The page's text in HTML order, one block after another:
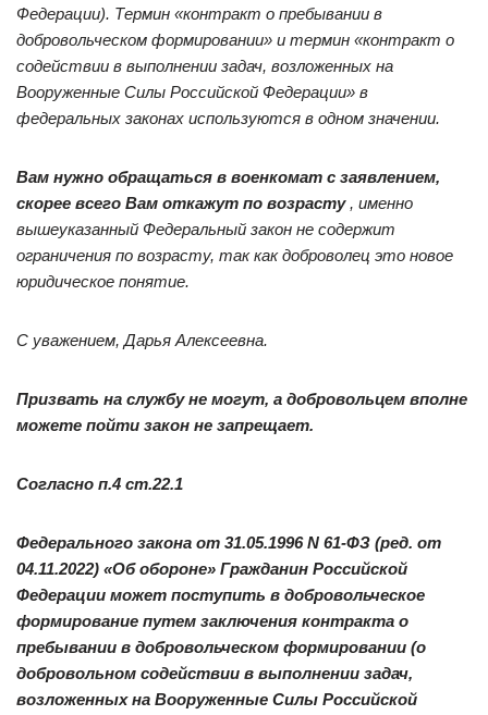
Федерации). Термин «контракт о пребывании в
добровольческом формировании» и термин «контракт о
содействии в выполнении задач, возложенных на
Вооруженные Силы Российской Федерации» в
федеральных законах используются в одном значении.
Вам нужно обращаться в военкомат с заявлением,
скорее всего Вам откажут по возрасту, именно
вышеуказанный Федеральный закон не содержит
ограничения по возрасту, так как доброволец это новое
юридическое понятие.
С уважением, Дарья Алексеевна.
Призвать на службу не могут, а добровольцем вполне
можете пойти закон не запрещает.
Согласно п.4 ст.22.1
Федерального закона от 31.05.1996 N 61-ФЗ (ред. от
04.11.2022) «Об обороне» Гражданин Российской
Федерации может поступить в добровольческое
формирование путем заключения контракта о
пребывании в добровольческом формировании (о
добровольном содействии в выполнении задач,
возложенных на Вооруженные Силы Российской